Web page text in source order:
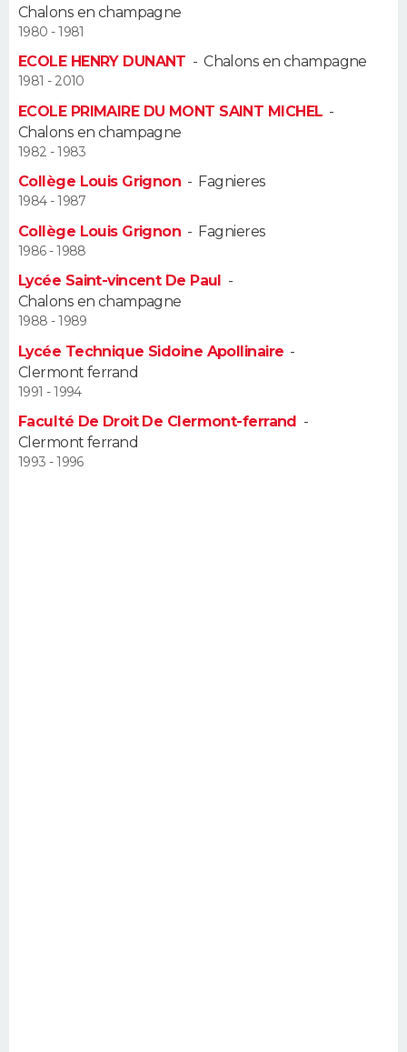
Alimentation
Guide de la santé
Maladies
Médicaments
Sommeil
Destinations
City break
Voyage nature
Voyage de noces
Forum
Climat
+
PHOTO
GUIDES D'ACHAT
Carte de Noël
Carte Bonne année
Carte Saint-Valentin
Carte Pâques
Carte d'anniversaire
DICTIONNAIRE
Dictionnaire
Biographies
Citations
Expressions
Proverbes
PROGRAMME TV
S'inscrire
Se connecter
Lycées
Collèges
Primaires
Universités
Entreprises
Service militaire
Avis de recherche
AVIS DE DÉCÈS
FORUM
Bricolage
Lifestyle
Culture
Sport
Auto
Television
Voyage
Cinema
Chalons en champagne
1980 - 1981
ECOLE HENRY DUNANT -Chalons en champagne
1981 - 2010
ECOLE PRIMAIRE DU MONT SAINT MICHEL -
Chalons en champagne
1982 - 1983
Collège Louis Grignon - Fagnieres
1984 - 1987
Collège Louis Grignon - Fagnieres
1986 - 1988
Lycée Saint-vincent De Paul -
Chalons en champagne
1988 - 1989
Lycée Technique Sidoine Apollinaire -
Clermont ferrand
1991 - 1994
Faculté De Droit De Clermont-ferrand -
Clermont ferrand
1993 - 1996